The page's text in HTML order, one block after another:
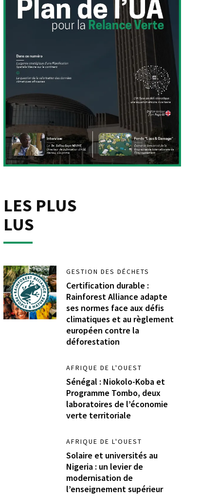
LES PLUS
LUS
GESTION DES DÉCHETS
Certification durable :
Rainforest Alliance adapte
ses normes face aux défis
climatiques et au règlement
européen contre la
déforestation
AFRIQUE DE L'OUEST
Sénégal : Niokolo-Koba et
Programme Tombo, deux
laboratoires de l’économie
verte territoriale
AFRIQUE DE L'OUEST
Solaire et universités au
Nigeria : un levier de
modernisation de
l’enseignement supérieur